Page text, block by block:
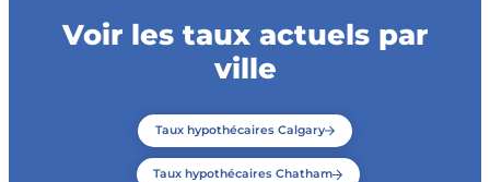
Voir les taux actuels par
ville
Taux hypothécaires Calgary
Taux hypothécaires Chatham